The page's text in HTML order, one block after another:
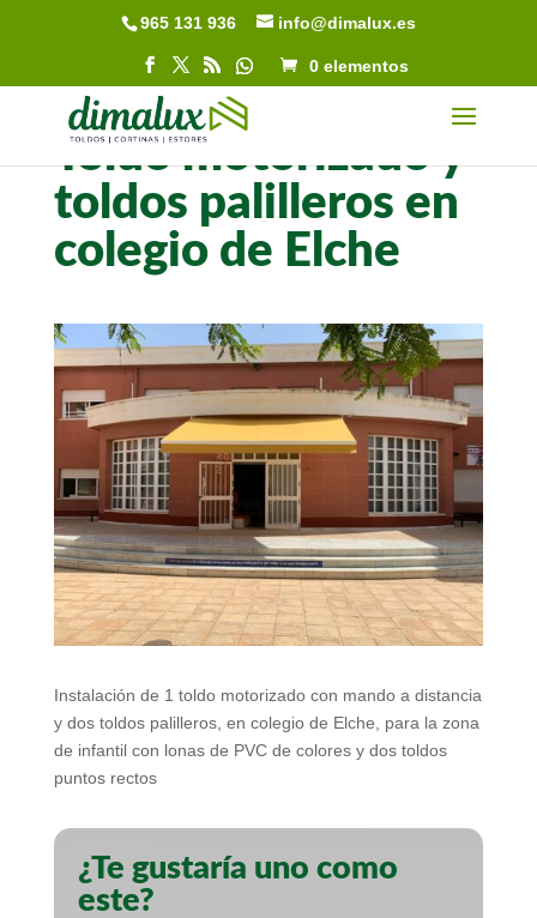
965 131 936 info@dimalux.es
0 elementos
Toldo motorizado y
toldos palilleros en
colegio de Elche
Instalación de 1 toldo motorizado con mando a distancia
y dos toldos palilleros, en colegio de Elche, para la zona
de infantil con lonas de PVC de colores y dos toldos
puntos rectos
¿Te gustaría uno como
este?
Abrir barra de herramientas